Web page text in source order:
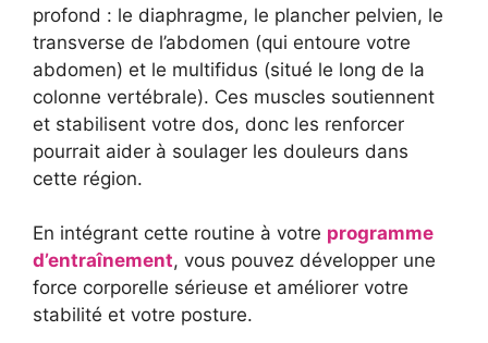
profond : le diaphragme, le plancher pelvien, le
transverse de l’abdomen (qui entoure votre
abdomen) et le multifidus (situé le long de la
colonne vertébrale). Ces muscles soutiennent
et stabilisent votre dos, donc les renforcer
pourrait aider à soulager les douleurs dans
cette région.
En intégrant cette routine à votre programme
d’entraînement, vous pouvez développer une
force corporelle sérieuse et améliorer votre
stabilité et votre posture.